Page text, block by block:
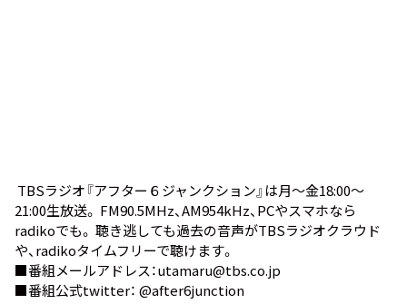
TBSラジオ『アフター６ジャンクション』は月～金18:00～
21:00生放送。 FM90.5MHz、AM954kHz、PCやスマホなら
radikoでも。 聴き逃しても過去の音声がTBSラジオクラウド
や、 radikoタイムフリーで聴けます。
■番組メールアドレス：utamaru@tbs.co.jp
■番組公式twitter： @after6junction